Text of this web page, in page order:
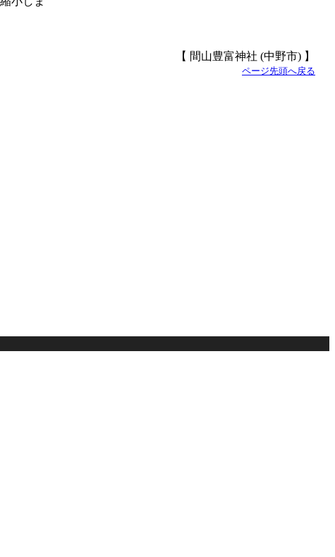
【 間山豊富神社 (中野市) 】
ページ先頭へ戻る